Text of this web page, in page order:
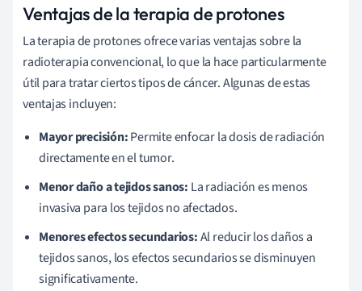
Ventajas de la terapia de protones
La terapia de protones ofrece varias ventajas sobre la
radioterapia convencional, lo que la hace particularmente
útil para tratar ciertos tipos de cáncer. Algunas de estas
ventajas incluyen:
Mayor precisión:Permite enfocar la dosis de radiación
directamente en el tumor.
Menor daño a tejidos sanos: La radiación es menos
invasiva para los tejidos no afectados.
Menores efectos secundarios:Al reducir los daños a
tejidos sanos, los efectos secundarios se disminuyen
significativamente.